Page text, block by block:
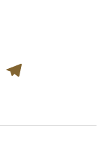
Viber